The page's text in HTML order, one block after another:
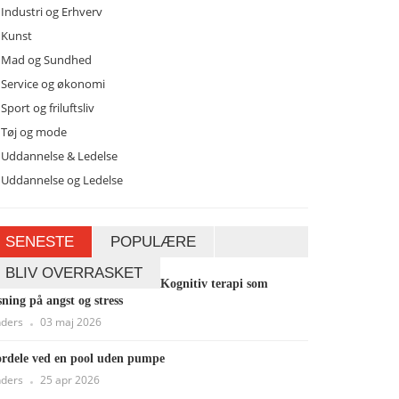
Industri og Erhverv
Kunst
Mad og Sundhed
Service og økonomi
Sport og friluftsliv
Tøj og mode
Uddannelse & Ledelse
Uddannelse og Ledelse
SENESTE
POPULÆRE
BLIV OVERRASKET
Kognitiv terapi som
på angst og stress
03 maj 2026
ved en pool uden pumpe
25 apr 2026